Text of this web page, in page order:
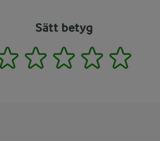
Sätt betyg
1 2 3 4